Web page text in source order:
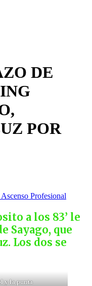
DE
POR
Profesional
a los 83’ le
Sayago, que
Los dos se
y la punta